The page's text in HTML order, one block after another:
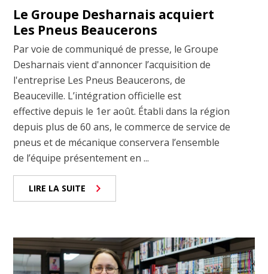
Le Groupe Desharnais acquiert
Les Pneus Beaucerons
Par voie de communiqué de presse, le Groupe
Desharnais vient d'annoncer l’acquisition de
l'entreprise Les Pneus Beaucerons, de
Beauceville. L’intégration officielle est
effective depuis le 1er août. Établi dans la région
depuis plus de 60 ans, le commerce de service de
pneus et de mécanique conservera l’ensemble
de l’équipe présentement en ...
LIRE LA SUITE